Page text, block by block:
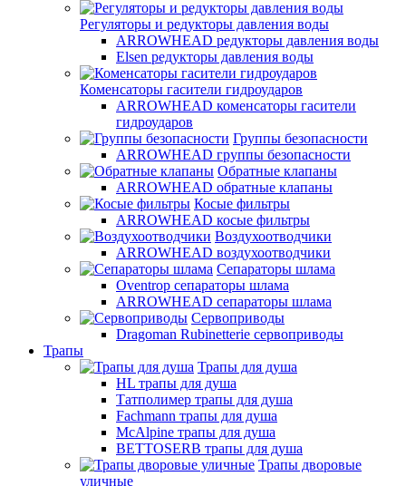
Регуляторы и редукторы давления воды
ARROWHEAD редукторы давления воды
Elsen редукторы давления воды
Коменсаторы гасители гидроударов
ARROWHEAD коменсаторы гасители
гидроударов
Группы безопасности
ARROWHEAD группы безопасности
Обратные клапаны
ARROWHEAD обратные клапаны
Косые фильтры
ARROWHEAD косые фильтры
Воздухоотводчики
ARROWHEAD воздухоотводчики
Сепараторы шлама
Oventrop cепараторы шлама
ARROWHEAD сепараторы шлама
Сервоприводы
Dragoman Rubinetterie сервоприводы
Трапы
Трапы для душа
HL трапы для душа
Татполимер трапы для душа
Fachmann трапы для душа
McAlpine трапы для душа
BETTOSERB трапы для душа
Трапы дворовые
уличные